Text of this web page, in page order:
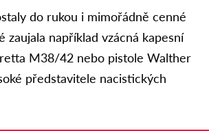
do rukou i mimořádně cenné
například vzácná kapesní
M38/42 nebo pistole Walther
představitele nacistických